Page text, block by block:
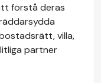
förstå deras
villa,
partner